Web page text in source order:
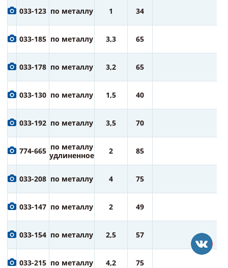
033-123 по металлу 1 34
033-185 по металлу 3,3 65
033-178 по металлу 3,2 65
033-130 по металлу 1,5 40
033-192 по металлу 3,5 70
774-665 по металлу
удлиненное
2 85
033-208 по металлу 4 75
033-147 по металлу 2 49
033-154 по металлу 2,5 57
033-215 по металлу 4,2 75